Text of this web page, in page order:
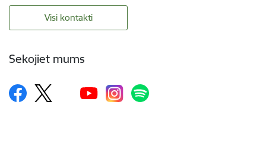
Visi kontakti
Sekojiet mums